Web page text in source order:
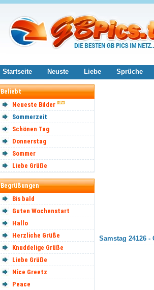
Startseite Neuste Liebe Sprüche
Beliebt
Neueste Bilder
Sommerzeit
Schönen Tag
Donnerstag
Sommer
Liebe Grüße
Begrüßungen
Bis bald
Guten Wochenstart
Hallo
Herzliche Grüße
Knuddelige Grüße
Liebe Grüße
Nice Greetz
Peace
Samstag 24126